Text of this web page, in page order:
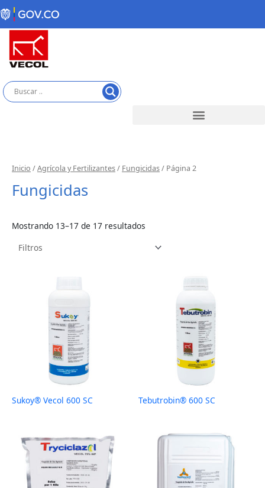
al
contenido
Inicio /Agrícola y Fertilizantes/ Fungicidas/ Página 2
Fungicidas
Mostrando 13–17 de 17 resultados
Sukoy® Vecol 600 SC Tebutrobin® 600 SC